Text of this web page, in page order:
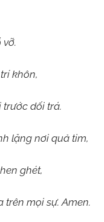
khôn,
dối trá.
lặng nơi quả tim,
ghét,
trên mọi sự. Amen.